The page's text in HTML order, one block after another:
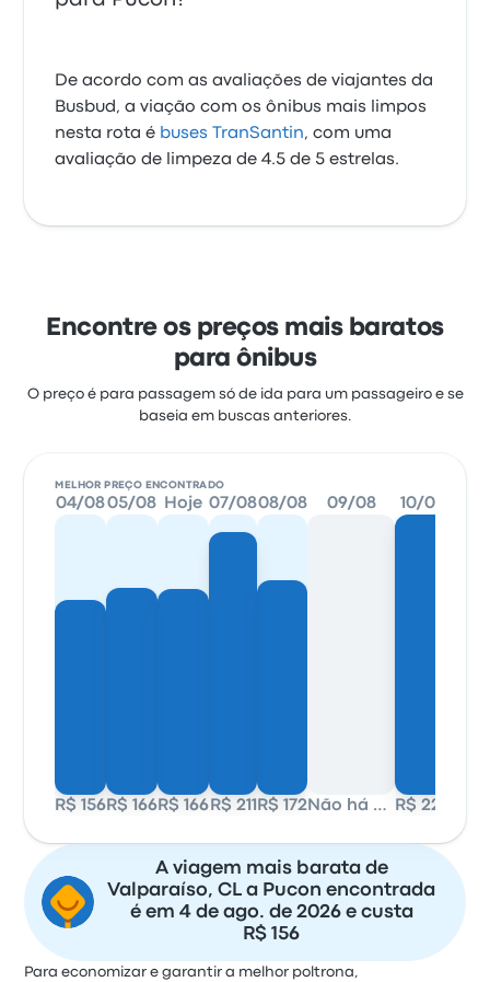
De acordo com as avaliações de viajantes da
Busbud, a viação com os ônibus mais limpos
nesta rota é buses TranSantin, com uma
avaliação de limpeza de 4.5 de 5 estrelas.
Encontre os preços mais baratos
para ônibus
O preço é para passagem só de ida para um passageiro e se
baseia em buscas anteriores.
MELHOR PREÇO ENCONTRADO
04/08
R$ 156
05/08
R$ 166
Hoje
R$ 166
07/08
R$ 211
08/08
R$ 172
09/08
Não há dados
10/08
R$ 225
A viagem mais barata de
Valparaíso, CL a Pucon encontrada
é em 4 de ago. de 2026 e custa
R$ 156
Para economizar e garantir a melhor poltrona,